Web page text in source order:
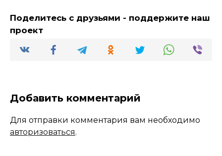
Поделитесь с друзьями - поддержите наш
проект
Добавить комментарий
Для отправки комментария вам необходимо
авторизоваться.